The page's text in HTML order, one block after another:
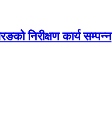
निरीक्षण कार्य सम्पन्न